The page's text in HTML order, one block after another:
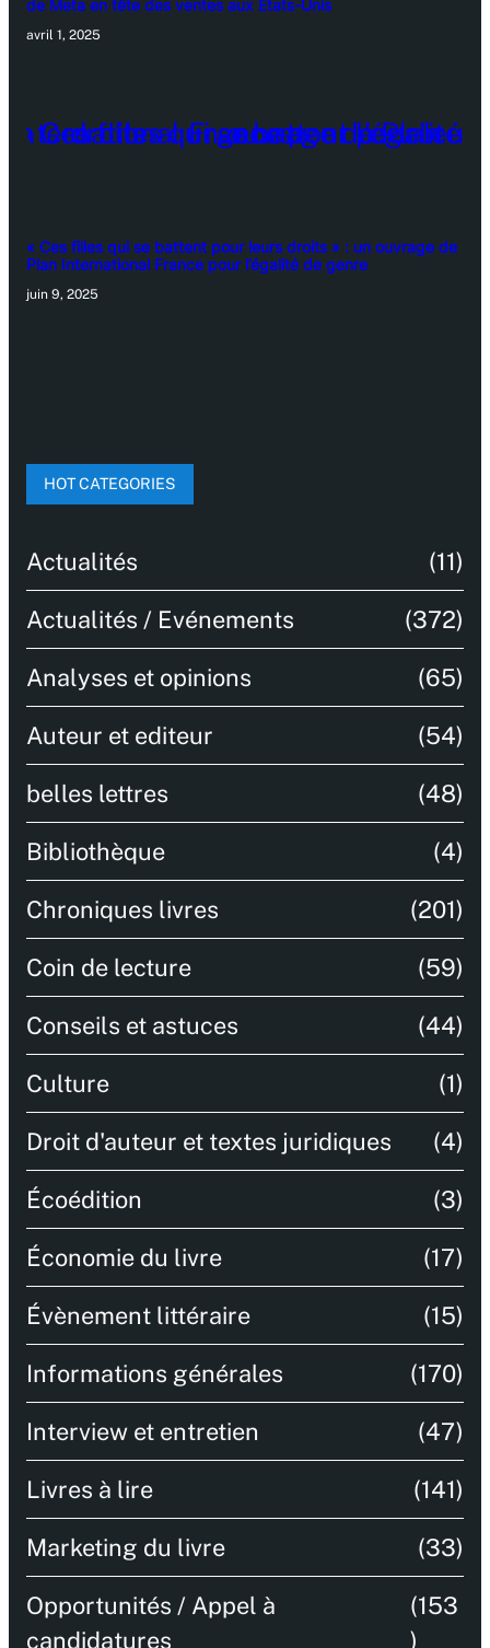
de Meta en tête des ventes aux États-Unis
avril 1, 2025
« Ces filles qui se battent pour leurs droits » : un ouvrage de
Plan International France pour l’égalité de genre
juin 9, 2025
HOT CATEGORIES
Actualités (11)
Actualités / Evénements (372)
Analyses et opinions (65)
Auteur et editeur (54)
belles lettres (48)
Bibliothèque (4)
Chroniques livres (201)
Coin de lecture (59)
Conseils et astuces (44)
Culture (1)
Droit d'auteur et textes juridiques (4)
Écoédition (3)
Économie du livre (17)
Évènement littéraire (15)
Informations générales (170)
Interview et entretien (47)
Livres à lire (141)
Marketing du livre (33)
Opportunités / Appel à
candidatures
(153
)